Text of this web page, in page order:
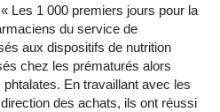
Les 1 000 premiers jours pour la
du service de
aux dispositifs de nutrition
chez les prématurés alors
phtalates. En travaillant avec les
des achats, ils ont réussi